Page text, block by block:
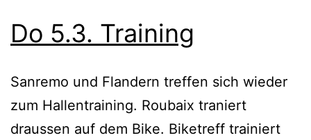
Do 5.3. Training
Sanremo und Flandern treffen sich wieder
zum Hallentraining. Roubaix traniert
draussen auf dem Bike. Biketreff trainiert